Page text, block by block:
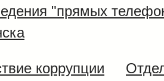
"прямых
коррупции